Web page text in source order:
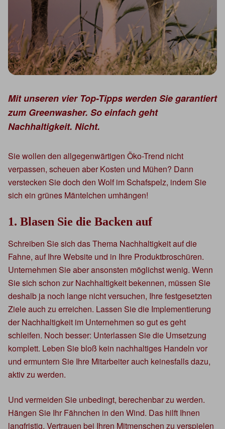
Mit unseren vier Top-Tipps werden Sie garantiert
zum Greenwasher. So einfach geht
Nachhaltigkeit. Nicht.
Sie wollen den allgegenwärtigen Öko-Trend nicht
verpassen, scheuen aber Kosten und Mühen? Dann
verstecken Sie doch den Wolf im Schafspelz, indem Sie
sich ein grünes Mäntelchen umhängen!
1. Blasen Sie die Backen auf
Schreiben Sie sich das Thema Nachhaltigkeit auf die
Fahne, auf Ihre Website und in Ihre Produktbroschüren.
Unternehmen Sie aber ansonsten möglichst wenig. Wenn
Sie sich schon zur Nachhaltigkeit bekennen, müssen Sie
deshalb ja noch lange nicht versuchen, Ihre festgesetzten
Ziele auch zu erreichen. Lassen Sie die Implementierung
der Nachhaltigkeit im Unternehmen so gut es geht
schleifen. Noch besser: Unterlassen Sie die Umsetzung
komplett. Leben Sie bloß kein nachhaltiges Handeln vor
und ermuntern Sie Ihre Mitarbeiter auch keinesfalls dazu,
aktiv zu werden.
Und vermeiden Sie unbedingt, berechenbar zu werden.
Hängen Sie Ihr Fähnchen in den Wind. Das hilft Ihnen
langfristig, Vertrauen bei Ihren Mitmenschen zu verspielen